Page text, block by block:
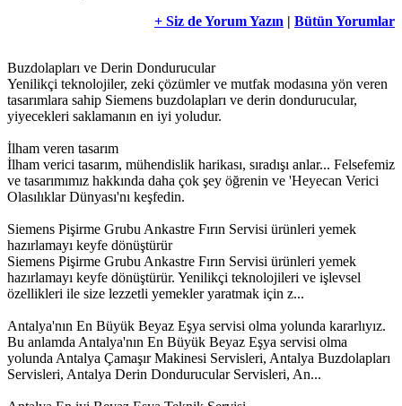
+ Siz de Yorum Yazın | Bütün Yorumlar
Buzdolapları ve Derin Dondurucular
Yenilikçi teknolojiler, zeki çözümler ve mutfak modasına yön veren
tasarımlara sahip Siemens buzdolapları ve derin dondurucular,
yiyecekleri saklamanın en iyi yoludur.
İlham veren tasarım
İlham verici tasarım, mühendislik harikası, sıradışı anlar... Felsefemiz
ve tasarımımız hakkında daha çok şey öğrenin ve 'Heyecan Verici
Olasılıklar Dünyası'nı keşfedin.
Siemens Pişirme Grubu Ankastre Fırın Servisi ürünleri yemek
hazırlamayı keyfe dönüştürür
Siemens Pişirme Grubu Ankastre Fırın Servisi ürünleri yemek
hazırlamayı keyfe dönüştürür. Yenilikçi teknolojileri ve işlevsel
özellikleri ile size lezzetli yemekler yaratmak için z...
Antalya'nın En Büyük Beyaz Eşya servisi olma yolunda kararlıyız.
Bu anlamda Antalya'nın En Büyük Beyaz Eşya servisi olma
yolunda Antalya Çamaşır Makinesi Servisleri, Antalya Buzdolapları
Servisleri, Antalya Derin Dondurucular Servisleri, An...